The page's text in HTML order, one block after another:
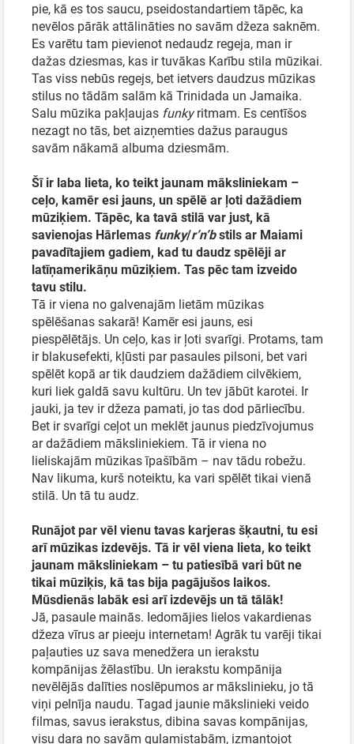
pie, kā es tos saucu, pseidostandartiem tāpēc, ka
nevēlos pārāk attālināties no savām džeza saknēm.
Es varētu tam pievienot nedaudz regeja, man ir
dažas dziesmas, kas ir tuvākas Karību stila mūzikai.
Tas viss nebūs regejs, bet ietvers daudzus mūzikas
stilus no tādām salām kā Trinidada un Jamaika.
Salu mūzika pakļaujas funkyritmam. Es centīšos
nezagt no tās, bet aizņemties dažus paraugus
savām nākamā albuma dziesmām.
Šī ir laba lieta, ko teikt jaunam māksliniekam –
ceļo, kamēr esi jauns, un spēlē ar ļoti dažādiem
mūziķiem. Tāpēc, ka tavā stilā var just, kā
savienojas Hārlemas funky/r’n’bstils ar Maiami
pavadītajiem gadiem, kad tu daudz spēlēji ar
latīņamerikāņu mūziķiem. Tas pēc tam izveido
tavu stilu.
Tā ir viena no galvenajām lietām mūzikas
spēlēšanas sakarā! Kamēr esi jauns, esi
piespēlētājs. Un ceļo, kas ir ļoti svarīgi. Protams, tam
ir blakusefekti, kļūsti par pasaules pilsoni, bet vari
spēlēt kopā ar tik daudziem dažādiem cilvēkiem,
kuri liek galdā savu kultūru. Un tev jābūt karotei. Ir
jauki, ja tev ir džeza pamati, jo tas dod pārliecību.
Bet ir svarīgi ceļot un meklēt jaunus piedzīvojumus
ar dažādiem māksliniekiem. Tā ir viena no
lieliskajām mūzikas īpašībām – nav tādu robežu.
Nav likuma, kurš noteiktu, ka vari spēlēt tikai vienā
stilā. Un tā tu audz.
Runājot par vēl vienu tavas karjeras šķautni, tu esi
arī mūzikas izdevējs. Tā ir vēl viena lieta, ko teikt
jaunam māksliniekam – tu patiesībā vari būt ne
tikai mūziķis, kā tas bija pagājušos laikos.
Mūsdienās labāk esi arī izdevējs un tā tālāk!
Jā, pasaule mainās. Iedomājies lielos vakardienas
džeza vīrus ar pieeju internetam! Agrāk tu varēji tikai
paļauties uz sava menedžera un ierakstu
kompānijas žēlastību. Un ierakstu kompānija
nevēlējās dalīties noslēpumos ar mākslinieku, jo tā
viņi pelnīja naudu. Tagad jaunie mākslinieki veido
filmas, savus ierakstus, dibina savas kompānijas,
visu dara no savām guļamistabām, izmantojot